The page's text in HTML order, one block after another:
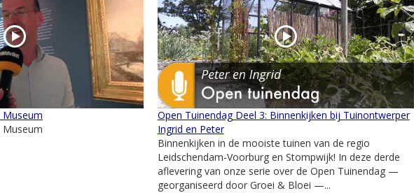
Museum
Museum
Open Tuinendag Deel 3: Binnenkijken bij Tuinontwerper
Ingrid en Peter
Binnenkijken in de mooiste tuinen van de regio
Leidschendam-Voorburg en Stompwijk! In deze derde
aflevering van onze serie over de Open Tuinendag —
georganiseerd door Groei & Bloei —...